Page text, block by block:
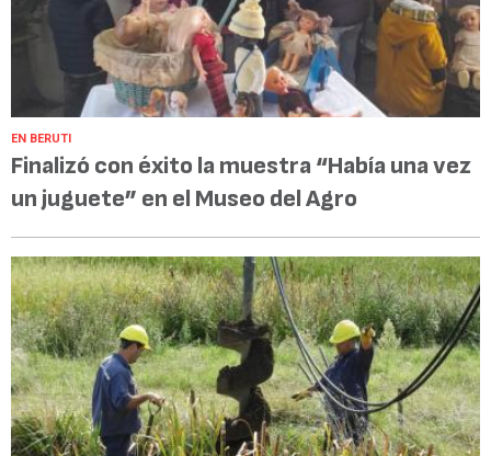
EN BERUTI
Finalizó con éxito la muestra “Había una vez
un juguete” en el Museo del Agro